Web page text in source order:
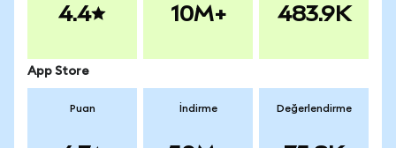
4.4 10M+ 483.9K
App Store
Puan İndirme Değerlendirme